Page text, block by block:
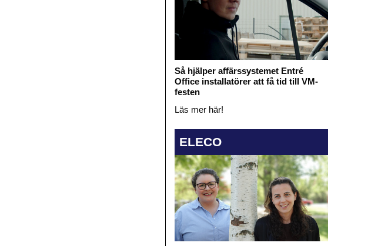
Så hjälper affärssystemet Entré
Office installatörer att få tid till VM-
festen
Läs mer här!
ELECO